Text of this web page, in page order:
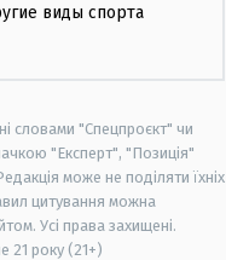
виды спорта
словами "Спецпроєкт" чи
"Експерт", "Позиція"
може не поділяти їхніх
цитування можна
Усі права захищені.
21 року (21+)